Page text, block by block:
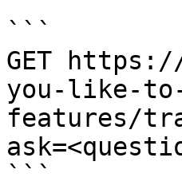
```
GET
you-like-
features/
```